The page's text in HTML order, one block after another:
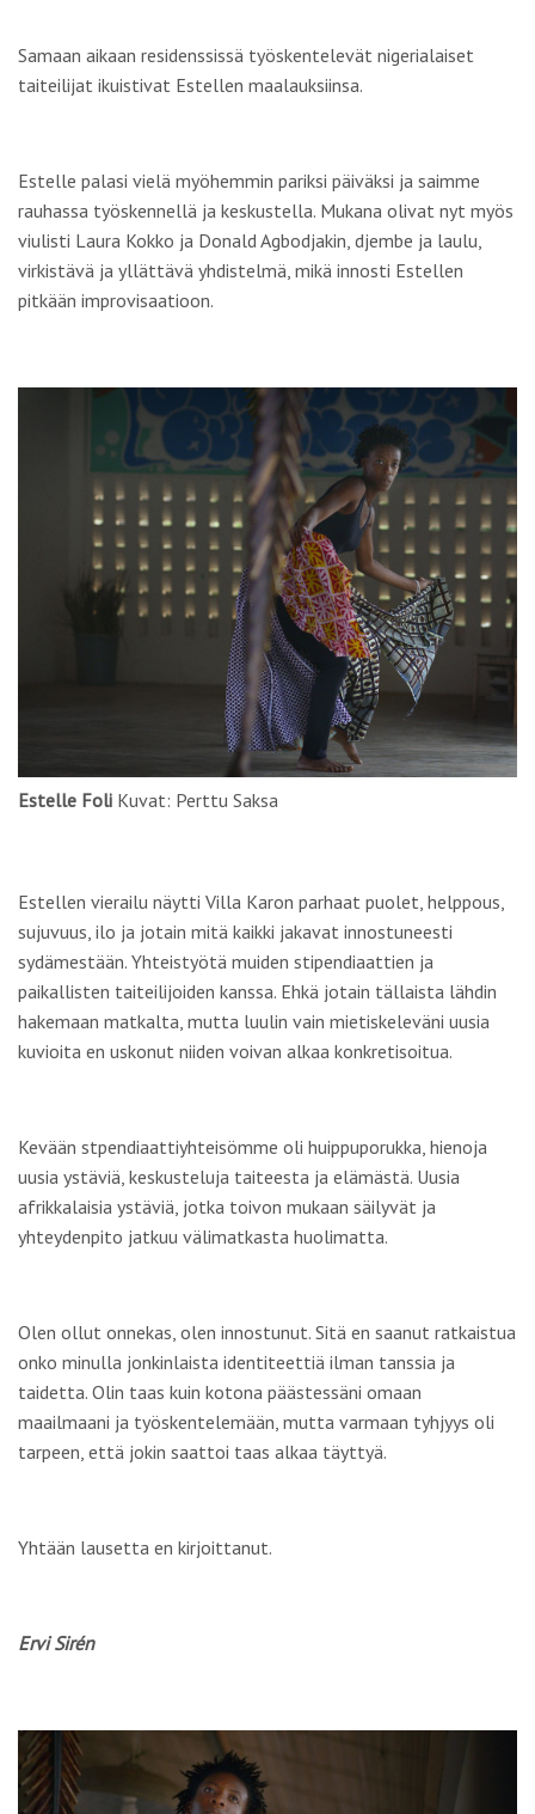
Samaan aikaan residenssissä työskentelevät nigerialaiset
taiteilijat ikuistivat Estellen maalauksiinsa.
Estelle palasi vielä myöhemmin pariksi päiväksi ja saimme
rauhassa työskennellä ja keskustella. Mukana olivat nyt myös
viulisti Laura Kokko ja Donald Agbodjakin, djembe ja laulu,
virkistävä ja yllättävä yhdistelmä, mikä innosti Estellen
pitkään improvisaatioon.
Estelle Foli Kuvat: Perttu Saksa
Estellen vierailu näytti Villa Karon parhaat puolet, helppous,
sujuvuus, ilo ja jotain mitä kaikki jakavat innostuneesti
sydämestään. Yhteistyötä muiden stipendiaattien ja
paikallisten taiteilijoiden kanssa. Ehkä jotain tällaista lähdin
hakemaan matkalta, mutta luulin vain mietiskeleväni uusia
kuvioita en uskonut niiden voivan alkaa konkretisoitua.
Kevään stpendiaattiyhteisömme oli huippuporukka, hienoja
uusia ystäviä, keskusteluja taiteesta ja elämästä. Uusia
afrikkalaisia ystäviä, jotka toivon mukaan säilyvät ja
yhteydenpito jatkuu välimatkasta huolimatta.
Olen ollut onnekas, olen innostunut. Sitä en saanut ratkaistua
onko minulla jonkinlaista identiteettiä ilman tanssia ja
taidetta. Olin taas kuin kotona päästessäni omaan
maailmaani ja työskentelemään, mutta varmaan tyhjyys oli
tarpeen, että jokin saattoi taas alkaa täyttyä.
Yhtään lausetta en kirjoittanut.
Ervi Sirén